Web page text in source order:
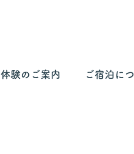
体験のご案内 ご宿泊に